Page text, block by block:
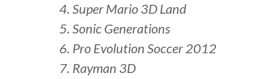
Super Mario 3D Land
Sonic Generations
Pro Evolution Soccer 2012
Rayman 3D